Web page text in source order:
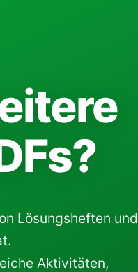
Lösungsheften und
Aktivitäten,